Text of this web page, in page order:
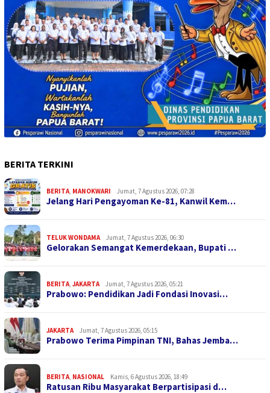
BERITA TERKINI
BERITA, MANOKWARI Jumat, 7 Agustus 2026, 07:28
Jelang Hari Pengayoman Ke-81, Kanwil Kem…
TELUK WONDAMA Jumat, 7 Agustus 2026, 06:30
Gelorakan Semangat Kemerdekaan, Bupati …
BERITA, JAKARTA Jumat, 7 Agustus 2026, 05:21
Prabowo: Pendidikan Jadi Fondasi Inovasi…
JAKARTA Jumat, 7 Agustus 2026, 05:15
Prabowo Terima Pimpinan TNI, Bahas Jemba…
BERITA, NASIONAL Kamis, 6 Agustus 2026, 18:49
Ratusan Ribu Masyarakat Berpartisipasi d…